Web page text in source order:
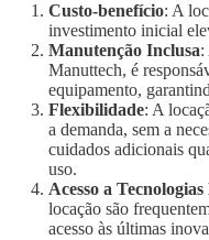
Custo-benefício: A
investimento inicial
Manutenção Inclusa:
Manuttech, é
equipamento,
Flexibilidade: A
a demanda, sem a
cuidados adicionais
uso.
Acesso a
locação são
acesso às últimas